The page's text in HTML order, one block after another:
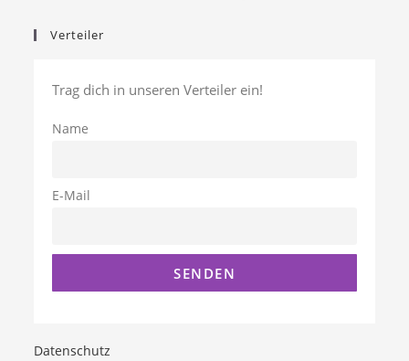
Verteiler
Trag dich in unseren Verteiler ein!
Name
E-Mail
Datenschutz